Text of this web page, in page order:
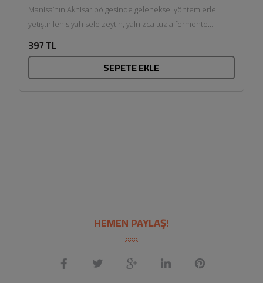
Manisa’nın Akhisar bölgesinde geleneksel yöntemlerle
yetiştirilen siyah sele zeytin, yalnızca tuzla fermente
397 TL
SEPETE EKLE
HEMEN PAYLAŞ!